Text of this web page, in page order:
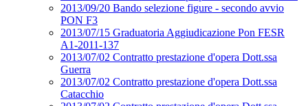
2013/09/20 Bando selezione figure - secondo avvio
PON F3
2013/07/15 Graduatoria Aggiudicazione Pon FESR
A1-2011-137
2013/07/02 Contratto prestazione d'opera Dott.ssa
Guerra
2013/07/02 Contratto prestazione d'opera Dott.ssa
Catacchio